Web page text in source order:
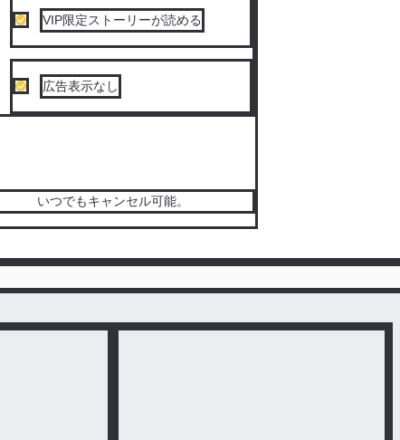
VIP限定ストーリーが読める
広告表示なし
いつでもキャンセル可能。